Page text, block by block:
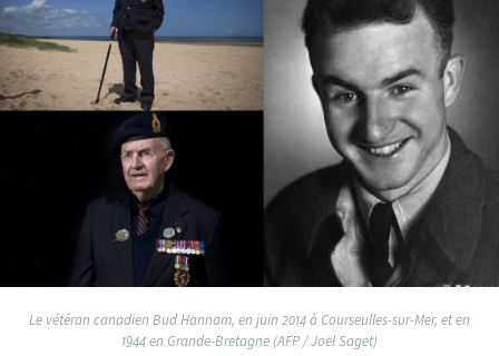
Le vétéran canadien Bud Hannam, en juin 2014 à Courseulles-sur-Mer, et en
1944 en Grande-Bretagne (AFP / Joël Saget)